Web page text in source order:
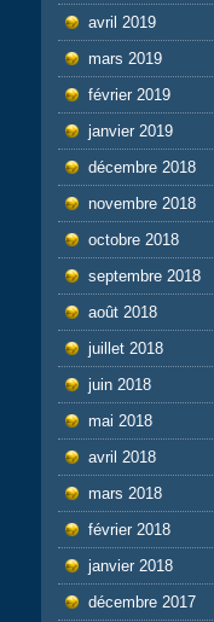
avril 2019
mars 2019
février 2019
janvier 2019
décembre 2018
novembre 2018
octobre 2018
septembre 2018
août 2018
juillet 2018
juin 2018
mai 2018
avril 2018
mars 2018
février 2018
janvier 2018
décembre 2017